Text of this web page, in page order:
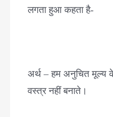
लगता हुआ कहता है-
अर्थ – हम अनुचित मूल्य
वस्त्र नहीं बनाते।